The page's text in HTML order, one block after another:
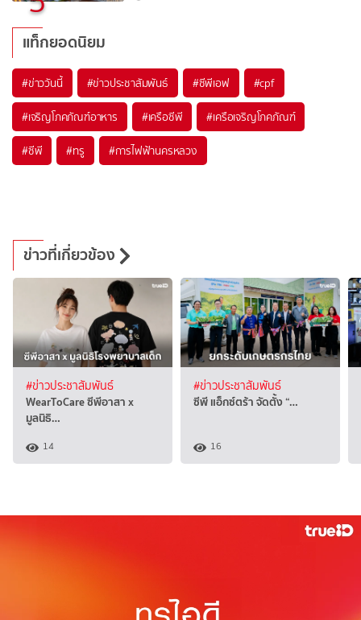
แท็กยอดนิยม
#ข่าววันนี้ #ข่าวประชาสัมพันธ์ #ซีพีเอฟ #cpf
#เจริญโภคภัณฑ์อาหาร #เครือซีพี #เครือเจริญโภคภัณฑ์
#ซีพี #ทรู #การไฟฟ้านครหลวง
ข่าวที่เกี่ยวข้อง
#ข่าวประชาสัมพันธ์
WearToCare ซีพีอาสา x
มูลนิธิ…
14
#ข่าวประชาสัมพันธ์
ซีพี แอ็กซ์ตร้า จัดตั้ง “…
16